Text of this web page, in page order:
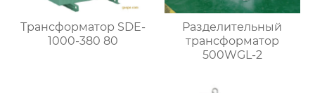
Трансформатор SDE-
1000-380 80
Разделительный
трансформатор
500WGL-2